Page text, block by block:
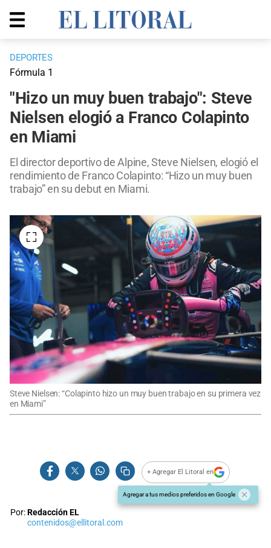
DEPORTES
Fórmula 1
"Hizo un muy buen trabajo": Steve
Nielsen elogió a Franco Colapinto
en Miami
El director deportivo de Alpine, Steve Nielsen, elogió el
rendimiento de Franco Colapinto: “Hizo un muy buen
trabajo” en su debut en Miami.
Steve Nielsen: “Colapinto hizo un muy buen trabajo en su primera vez
en Miami”
+ Agregar El Litoral en
Agregar a tus medios preferidos en Google
Por:Redacción EL
contenidos@ellitoral.com